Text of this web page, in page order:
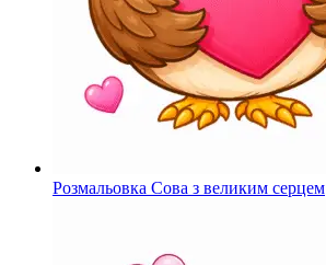
Розмальовка Сова з великим серцем